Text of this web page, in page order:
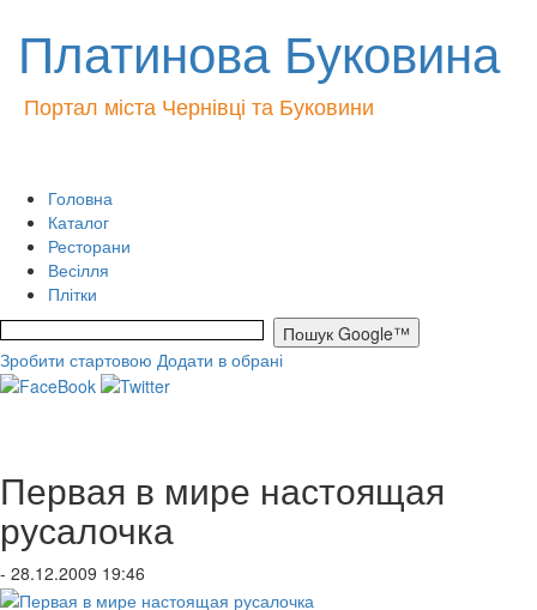
Платинова Буковина
Портал міста Чернівці та Буковини
Головна
Каталог
Ресторани
Весілля
Плітки
Зробити стартовою Додати в обрані
Первая в мире настоящая
русалочка
- 28.12.2009 19:46